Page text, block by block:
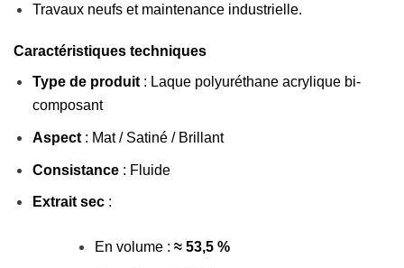
Travaux neufs et maintenance industrielle.
Caractéristiques techniques
Type de produit: Laque polyuréthane acrylique bi-
composant
Aspect: Mat / Satiné / Brillant
Consistance: Fluide
Extrait sec:
En volume : ≈ 53,5 %